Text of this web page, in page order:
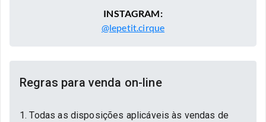
INSTAGRAM:
@lepetit.cirque
Regras para venda on-line
1. Todas as disposições aplicáveis às vendas de